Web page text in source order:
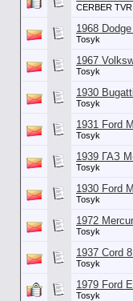
CERBER TVR
1968
Tosyk
1967
Tosyk
1930
Tosyk
1931 Ford
Tosyk
1939 ГАЗ
Tosyk
1930 Ford
Tosyk
1972
Tosyk
1937 Cord
Tosyk
1979 Ford
Tosyk